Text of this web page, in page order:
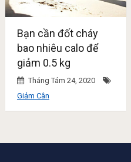
Bạn cần đốt cháy
bao nhiêu calo để
giảm 0.5 kg
Tháng Tám 24, 2020
Giảm Cân